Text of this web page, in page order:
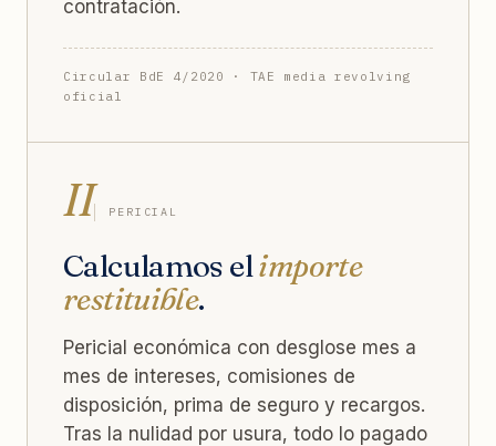
contratación.
Circular BdE 4/2020 · TAE media revolving
oficial
II PERICIAL
Calculamos el importe
restituible.
Pericial económica con desglose mes a
mes de intereses, comisiones de
disposición, prima de seguro y recargos.
Tras la nulidad por usura, todo lo pagado